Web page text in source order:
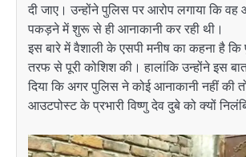
दी जाए। उन्होंने पुलिस पर आरोप लगाया कि वह
पकड़ने में शुरू से ही आनाकानी कर रही थी।
इस बारे में वैशाली के एसपी मनीष का कहना है
तरफ से पूरी कोशिश की। हालांकि उन्होंने इस
दिया कि अगर पुलिस ने कोई आनाकानी नहीं की
आउटपोस्ट के प्रभारी विष्णु देव दुबे को क्यों